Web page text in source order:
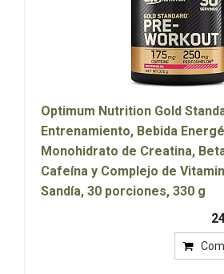
Optimum Nutrition Gold
Entrenamiento, Bebida
Monohidrato de Creatina,
Cafeína y Complejo de
Sandía, 30 porciones, 330 g